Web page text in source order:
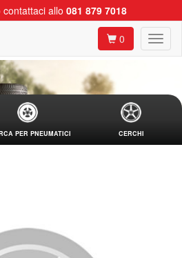
allo 081 879 7018
0
PER PNEUMATICI CERCHI